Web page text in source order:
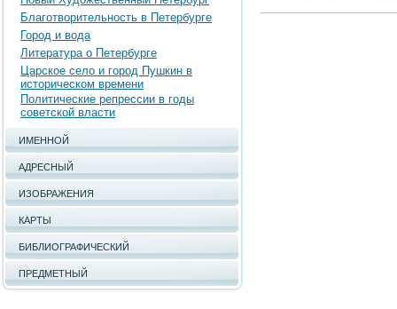
Благотворительность в Петербурге
Город и вода
Литература о Петербурге
Царское село и город Пушкин в
историческом времени
Политические репрессии в годы
советской власти
ИМЕННОЙ
АДРЕСНЫЙ
ИЗОБРАЖЕНИЯ
КАРТЫ
БИБЛИОГРАФИЧЕСКИЙ
ПРЕДМЕТНЫЙ